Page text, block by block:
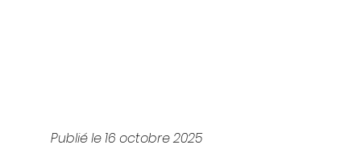
Publié le 16 octobre 2025